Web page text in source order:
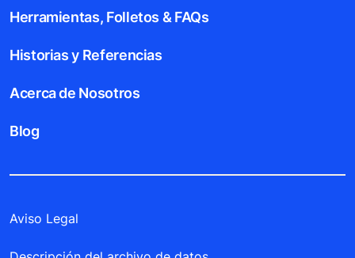
Herramientas, Folletos & FAQs
Historias y Referencias
Acerca de Nosotros
Blog
Aviso Legal